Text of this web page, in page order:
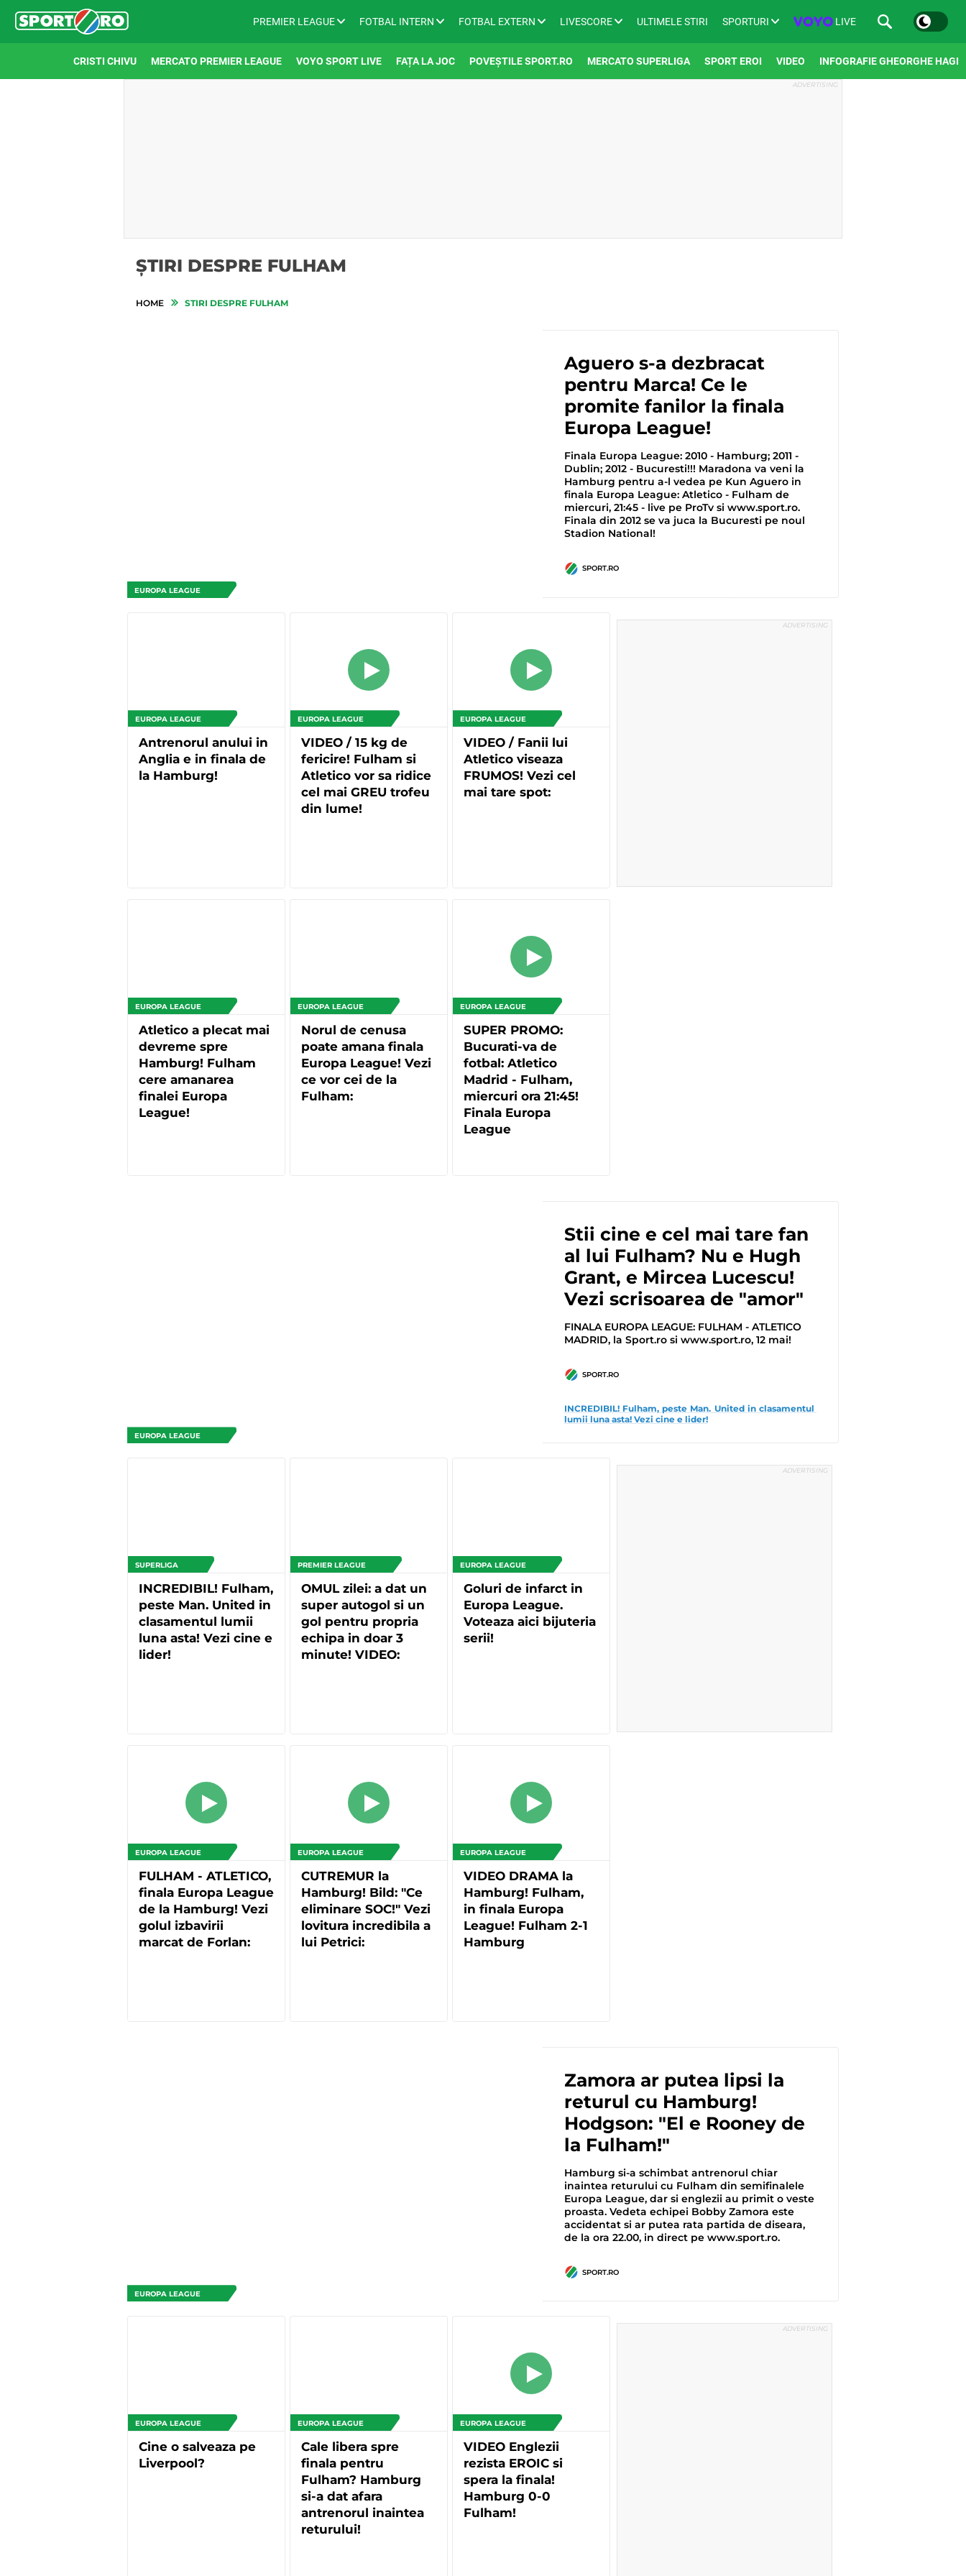
PREMIER LEAGUE FOTBAL INTERN FOTBAL EXTERN LIVESCORE ULTIMELE STIRI SPORTURI LIVE
CRISTI CHIVU MERCATO PREMIER LEAGUE VOYO SPORT LIVE FAȚA LA JOC POVEȘTILE SPORT.RO MERCATO SUPERLIGA SPORT EROI VIDEO INFOGRAFIE GHEORGHE HAGI
ȘTIRI DESPRE FULHAM
HOME STIRI DESPRE FULHAM
EUROPA LEAGUE
Aguero s-a dezbracat
pentru Marca! Ce le
promite fanilor la finala
Europa League!
Finala Europa League: 2010 - Hamburg; 2011 -
Dublin; 2012 - Bucuresti!!! Maradona va veni la
Hamburg pentru a-l vedea pe Kun Aguero in
finala Europa League: Atletico - Fulham de
miercuri, 21:45 - live pe ProTv si www.sport.ro.
Finala din 2012 se va juca la Bucuresti pe noul
Stadion National!
SPORT.RO
EUROPA LEAGUE
Antrenorul anului in
Anglia e in finala de
la Hamburg!
EUROPA LEAGUE
VIDEO / 15 kg de
fericire! Fulham si
Atletico vor sa ridice
cel mai GREU trofeu
din lume!
EUROPA LEAGUE
VIDEO / Fanii lui
Atletico viseaza
FRUMOS! Vezi cel
mai tare spot:
EUROPA LEAGUE
Atletico a plecat mai
devreme spre
Hamburg! Fulham
cere amanarea
finalei Europa
League!
EUROPA LEAGUE
Norul de cenusa
poate amana finala
Europa League! Vezi
ce vor cei de la
Fulham:
EUROPA LEAGUE
SUPER PROMO:
Bucurati-va de
fotbal: Atletico
Madrid - Fulham,
miercuri ora 21:45!
Finala Europa
League
EUROPA LEAGUE
Stii cine e cel mai tare fan
al lui Fulham? Nu e Hugh
Grant, e Mircea Lucescu!
Vezi scrisoarea de "amor"
FINALA EUROPA LEAGUE: FULHAM - ATLETICO
MADRID, la Sport.ro si www.sport.ro, 12 mai!
SPORT.RO
INCREDIBIL! Fulham, peste Man. United in clasamentul
lumii luna asta! Vezi cine e lider!
SUPERLIGA
INCREDIBIL! Fulham,
peste Man. United in
clasamentul lumii
luna asta! Vezi cine e
lider!
PREMIER LEAGUE
OMUL zilei: a dat un
super autogol si un
gol pentru propria
echipa in doar 3
minute! VIDEO:
EUROPA LEAGUE
Goluri de infarct in
Europa League.
Voteaza aici bijuteria
serii!
EUROPA LEAGUE
FULHAM - ATLETICO,
finala Europa League
de la Hamburg! Vezi
golul izbavirii
marcat de Forlan:
EUROPA LEAGUE
CUTREMUR la
Hamburg! Bild: "Ce
eliminare SOC!" Vezi
lovitura incredibila a
lui Petrici:
EUROPA LEAGUE
VIDEO DRAMA la
Hamburg! Fulham,
in finala Europa
League! Fulham 2-1
Hamburg
EUROPA LEAGUE
Zamora ar putea lipsi la
returul cu Hamburg!
Hodgson: "El e Rooney de
la Fulham!"
Hamburg si-a schimbat antrenorul chiar
inaintea returului cu Fulham din semifinalele
Europa League, dar si englezii au primit o veste
proasta. Vedeta echipei Bobby Zamora este
accidentat si ar putea rata partida de diseara,
de la ora 22.00, in direct pe www.sport.ro.
SPORT.RO
EUROPA LEAGUE
Cine o salveaza pe
Liverpool?
EUROPA LEAGUE
Cale libera spre
finala pentru
Fulham? Hamburg
si-a dat afara
antrenorul inaintea
returului!
EUROPA LEAGUE
VIDEO Englezii
rezista EROIC si
spera la finala!
Hamburg 0-0
Fulham!